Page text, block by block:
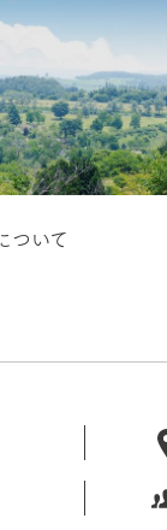
ついて